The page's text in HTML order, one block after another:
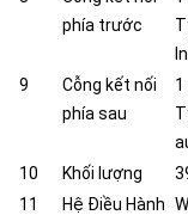
phía trước
9
Cỗng kết nối
phía sau
10
Khối lượng
11
Hệ Điều Hành